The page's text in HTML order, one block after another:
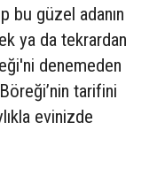
bu güzel adanın
ya da tekrardan
denemeden
tarifini
evinizde